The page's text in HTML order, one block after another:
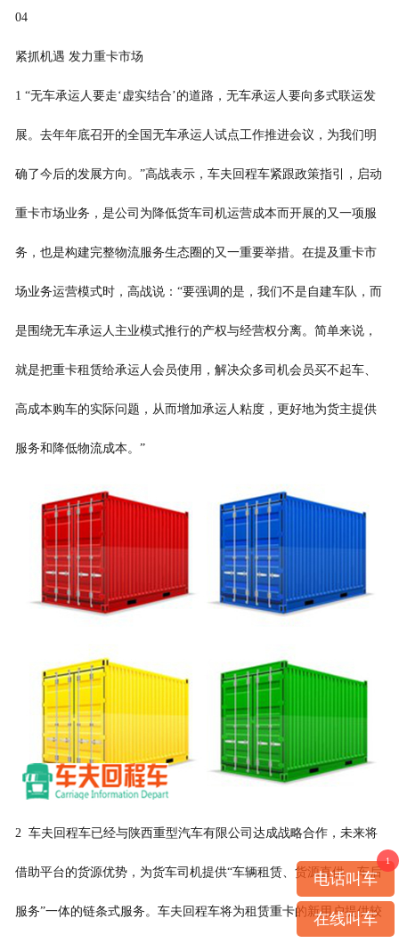
04
紧抓机遇 发力重卡市场
1 “无车承运人要走‘虚实结合’的道路，无车承运人要向多式联运发
展。去年年底召开的全国无车承运人试点工作推进会议，为我们明
确了今后的发展方向。”高战表示，车夫回程车紧跟政策指引，启动
重卡市场业务，是公司为降低货车司机运营成本而开展的又一项服
务，也是构建完整物流服务生态圈的又一重要举措。在提及重卡市
场业务运营模式时，高战说：“要强调的是，我们不是自建车队，而
是围绕无车承运人主业模式推行的产权与经营权分离。简单来说，
就是把重卡租赁给承运人会员使用，解决众多司机会员买不起车、
高成本购车的实际问题，从而增加承运人粘度，更好地为货主提供
服务和降低物流成本。”
2 车夫回程车已经与陕西重型汽车有限公司达成战略合作，未来将
借助平台的货源优势，为货车司机提供“车辆租赁、货源直供、车后
服务”一体的链条式服务。车夫回程车将为租赁重卡的新用户提供较
电话叫车
1
在线叫车